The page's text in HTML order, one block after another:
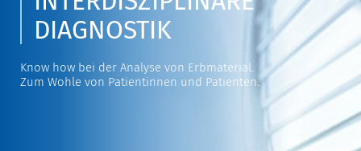
DIAGNOSTIK
Know how bei der Analyse von Erbmaterial.
Zum Wohle von Patientinnen und Patienten.